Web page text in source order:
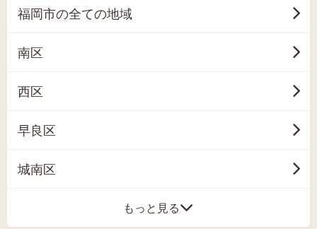
福岡市の全ての地域
南区
西区
早良区
城南区
もっと見る